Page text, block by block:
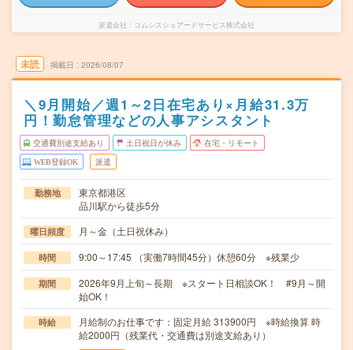
派遣会社 コムシスシェアードサービス株式会社
未読 掲載日 2026/08/07
＼9月開始／週1～2日在宅あり×月給31.3万
円！勤怠管理などの人事アシスタント
交通費別途支給あり 土日祝日が休み 在宅・リモート
WEB登録OK 派遣
勤務地
東京都港区
品川駅から徒歩5分
曜日頻度 月～金（土日祝休み）
時間 9:00～17:45 （実働7時間45分）休憩60分 ※残業少
期間
2026年9月上旬～長期 ※スタート日相談OK！ #9月～開
始OK！
時給
月給制のお仕事です：固定月給 313900円 ※時給換算 時
給2000円（残業代・交通費は別途支給あり）